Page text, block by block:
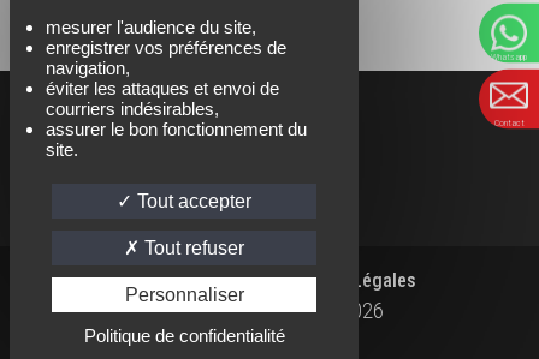
Accueil|Contact|Mentions Légales
Kaïlash Parapente Ⓒ 2026
WHATSAPP
FACEBOOK
INSTAGRAM
Whatsapp
Contact
mesurer l'audience du site,
enregistrer vos préférences de
navigation,
éviter les attaques et envoi de
courriers indésirables,
assurer le bon fonctionnement du
site.
Tout accepter
Tout refuser
Personnaliser
Politique de confidentialité